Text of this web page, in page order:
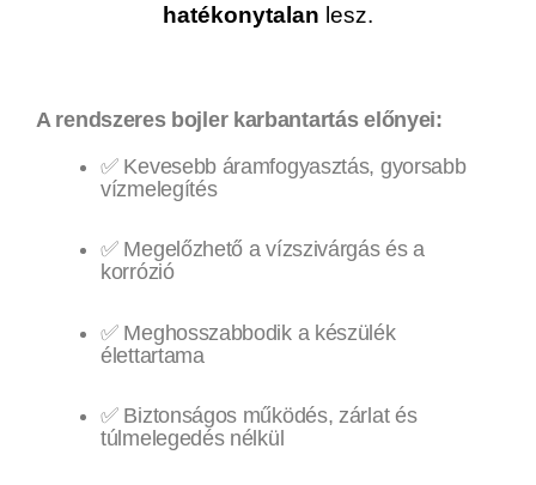
hatékonytalan lesz.
A rendszeres bojler karbantartás előnyei:
✅ Kevesebb áramfogyasztás, gyorsabb
vízmelegítés
✅ Megelőzhető a vízszivárgás és a
korrózió
✅ Meghosszabbodik a készülék
élettartama
✅ Biztonságos működés, zárlat és
túlmelegedés nélkül